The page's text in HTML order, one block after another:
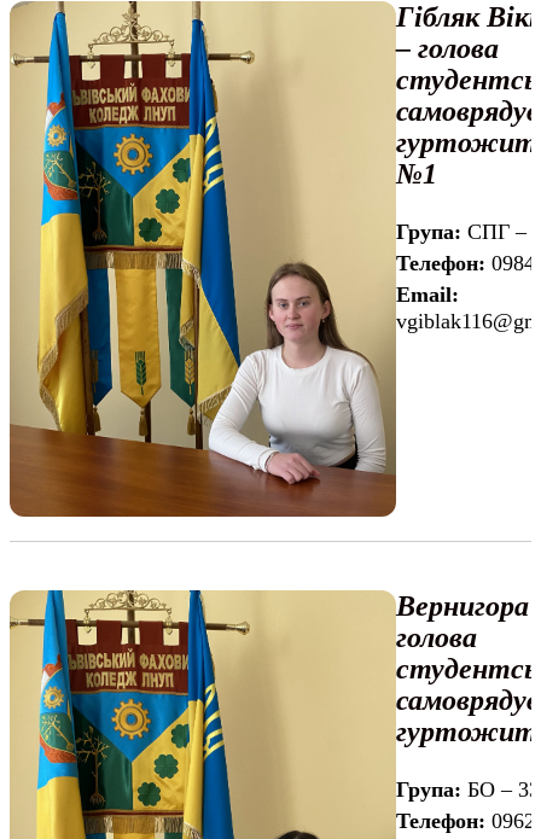
Гібляк
– голова
№1
Група: СПГ –
Телефон:
Email:
Вернигора
голова
Група: БО –
Телефон: